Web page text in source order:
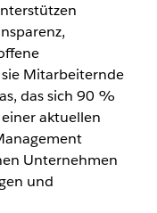
Mitarbeiternde
das sich 90 %
aktuellen
Unternehmen
und